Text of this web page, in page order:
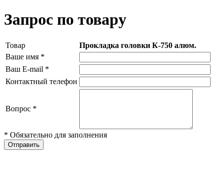
Запрос по товару
Товар
Прокладка головки К-750 алюм.
Ваше имя *
Ваш E-mail *
Контактный телефон
Вопрос *
* Обязательно для заполнения
Отправить